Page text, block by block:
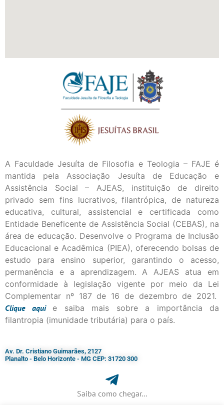
A Faculdade Jesuíta de Filosofia e Teologia – FAJE é
mantida pela Associação Jesuíta de Educação e
Assistência Social – AJEAS, instituição de direito
privado sem fins lucrativos, filantrópica, de natureza
educativa, cultural, assistencial e certificada como
Entidade Beneficente de Assistência Social (CEBAS), na
área de educação. Desenvolve o Programa de Inclusão
Educacional e Acadêmica (PIEA), oferecendo bolsas de
estudo para ensino superior, garantindo o acesso,
permanência e a aprendizagem. A AJEAS atua em
conformidade à legislação vigente por meio da Lei
Complementar nº 187 de 16 de dezembro de 2021.
Cliqueaqui
e saiba mais sobre a importância da
filantropia (imunidade tributária) para o país.
Av. Dr. Cristiano Guimarães, 2127
Planalto - Belo Horizonte - MG CEP: 31720 300
Saiba como chegar...